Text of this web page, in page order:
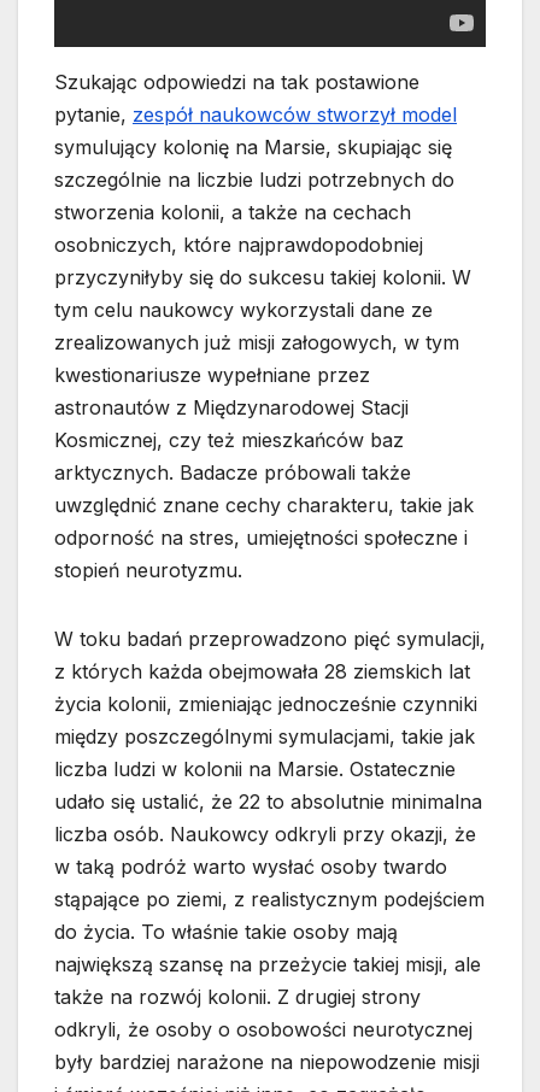
Szukając odpowiedzi na tak postawione
pytanie, zespół naukowców stworzył model
symulujący kolonię na Marsie, skupiając się
szczególnie na liczbie ludzi potrzebnych do
stworzenia kolonii, a także na cechach
osobniczych, które najprawdopodobniej
przyczyniłyby się do sukcesu takiej kolonii. W
tym celu naukowcy wykorzystali dane ze
zrealizowanych już misji załogowych, w tym
kwestionariusze wypełniane przez
astronautów z Międzynarodowej Stacji
Kosmicznej, czy też mieszkańców baz
arktycznych. Badacze próbowali także
uwzględnić znane cechy charakteru, takie jak
odporność na stres, umiejętności społeczne i
stopień neurotyzmu.
W toku badań przeprowadzono pięć symulacji,
z których każda obejmowała 28 ziemskich lat
życia kolonii, zmieniając jednocześnie czynniki
między poszczególnymi symulacjami, takie jak
liczba ludzi w kolonii na Marsie. Ostatecznie
udało się ustalić, że 22 to absolutnie minimalna
liczba osób. Naukowcy odkryli przy okazji, że
w taką podróż warto wysłać osoby twardo
stąpające po ziemi, z realistycznym podejściem
do życia. To właśnie takie osoby mają
największą szansę na przeżycie takiej misji, ale
także na rozwój kolonii. Z drugiej strony
odkryli, że osoby o osobowości neurotycznej
były bardziej narażone na niepowodzenie misji